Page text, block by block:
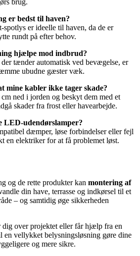
brug.
er bedst til haven?
er ideelle til haven, da de er
rundt på efter behov.
hjælpe mod indbrud?
der tænder automatisk ved bevægelse, er
ubudne gæster væk.
mine kabler ikke tager skade?
ned i jorden og beskyt dem med et
skader fra frost eller havearbejde.
LED-udendørslamper?
dæmper, løse forbindelser eller fejl
en elektriker for at få problemet løst.
og de rette produkter kan montering af
din have, terrasse og indkørsel til et
– og samtidig øge sikkerheden
dig over projektet eller får hjælp fra en
en vellykket belysningsløsning gøre dine
og mere sikre.